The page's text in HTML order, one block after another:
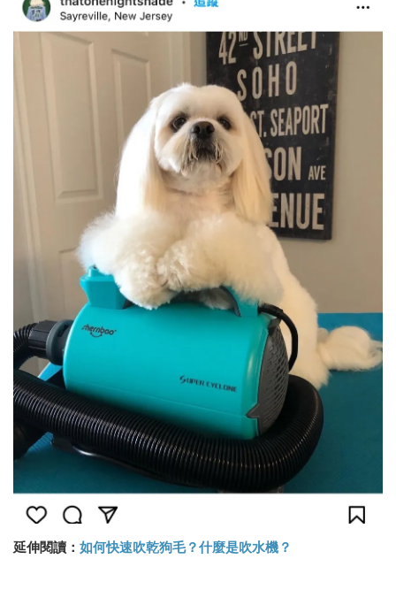
延伸閱讀： 如何快速吹乾狗毛？什麼是吹水機？